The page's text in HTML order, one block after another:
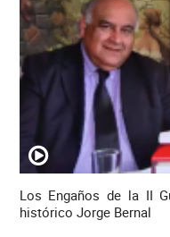
Los Engaños de la II
histórico Jorge Bernal